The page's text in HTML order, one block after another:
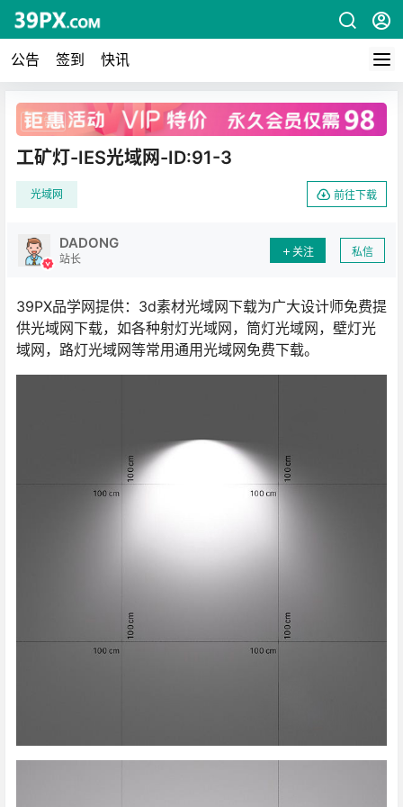
公告 签到 快讯
广告
工矿灯-IES光域网-ID:91-3
光域网 前往下载
DADONG
站长
关注 私信
39PX品学网提供：3d素材光域网下载为广大设计师免费提
供光域网下载，如各种射灯光域网，筒灯光域网，壁灯光
域网，路灯光域网等常用通用光域网免费下载。